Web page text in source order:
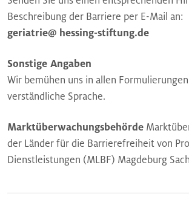
Beschreibung der Barriere per E-Mail an:
geriatrie@ hessing-stiftung.de
Sonstige Angaben
Wir bemühen uns in allen
verständliche Sprache.
Marktüberwachungsbehörde
der Länder für die Barrierefreiheit von
Dienstleistungen (MLBF) Magdeburg